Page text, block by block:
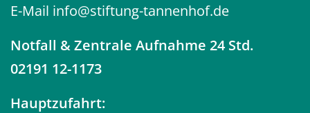
E-Mail info@stiftung-tannenhof.de
Notfall & Zentrale Aufnahme 24 Std.
02191 12-1173
Hauptzufahrt: